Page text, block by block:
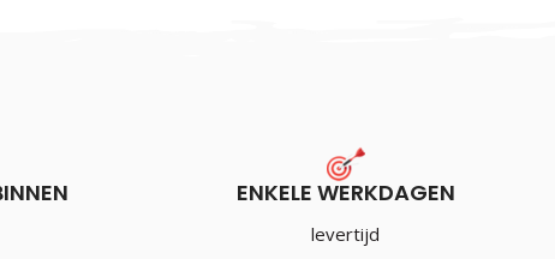
ENKELE WERKDAGEN
levertijd